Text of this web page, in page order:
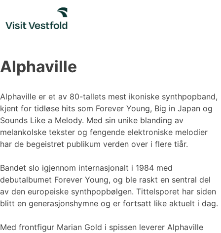
content
Alphaville
Alphaville er et av 80-tallets mest ikoniske synthpopband,
kjent for tidløse hits som Forever Young, Big in Japan og
Sounds Like a Melody. Med sin unike blanding av
melankolske tekster og fengende elektroniske melodier
har de begeistret publikum verden over i flere tiår.
Bandet slo igjennom internasjonalt i 1984 med
debutalbumet Forever Young, og ble raskt en sentral del
av den europeiske synthpopbølgen. Tittelsporet har siden
blitt en generasjonshymne og er fortsatt like aktuelt i dag.
Med frontfigur Marian Gold i spissen leverer Alphaville